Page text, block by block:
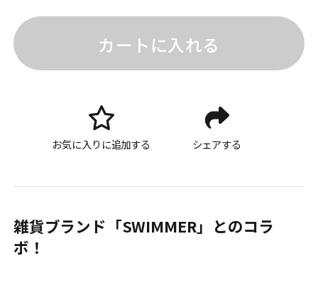
カートに入れる
お気に入りに追加する シェアする
雑貨ブランド「SWIMMER」とのコラ
ボ！